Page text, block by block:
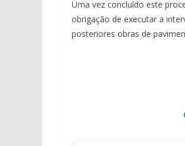
Uma vez concluído este
obrigação de executar a
posteriores obras de